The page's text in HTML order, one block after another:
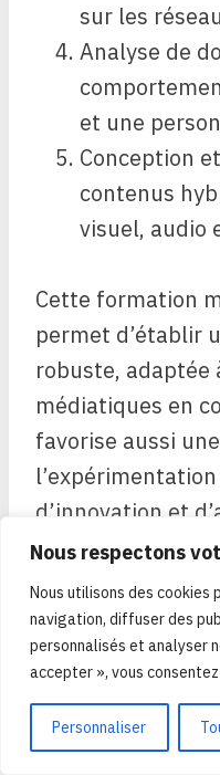
Nous respectons
Nous utilisons des cookies
navigation, diffuser des
personnalisés et analyser
accepter », vous
Personnaliser
sur les
Analyse de
et une
Conception
contenus
visuel, audio
Cette formation
permet d’établir
robuste, adaptée
médiatiques en
favorise aussi
d’innovation et
dans la
garantissant
maintenir
contexte